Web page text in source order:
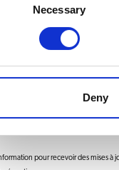
Necessary
Deny
pour recevoir des mises à